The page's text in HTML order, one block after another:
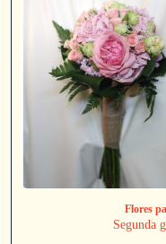
Flores
Segunda